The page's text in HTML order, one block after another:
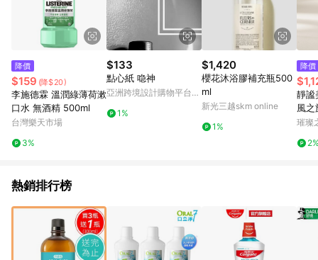
饋機制為準。
降價
$159 (降$20)
李施德霖 溫潤綠薄荷漱
口水 無酒精 500ml
台灣樂天市場
3%
$133
點心紙 喼神
亞洲跨境設計購物平台
1%
$1,420
櫻花沐浴膠補充瓶500
ml
新光三越skm online
1%
降價
靜謐
風之
岩》
璀璨
熱銷排行榜